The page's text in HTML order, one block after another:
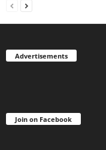
Advertisements
Join on Facebook